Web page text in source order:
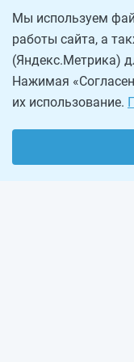
Мы используем
работы сайта, а
(Яндекс.Метрика)
Нажимая
их использование.